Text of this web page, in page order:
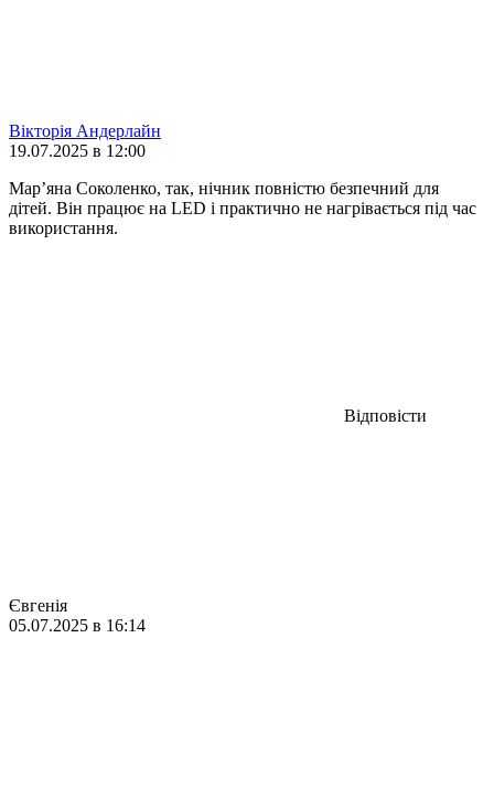
Вікторія Андерлайн
19.07.2025 в 12:00
Мар’яна Соколенко, так, нічник повністю безпечний для
дітей. Він працює на LED і практично не нагрівається під час
використання.
Відповісти
Євгенія
05.07.2025 в 16:14